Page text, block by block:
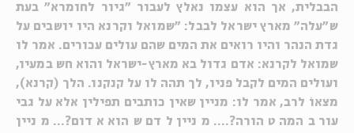
הבבלית, אך הוא עצמו נאלץ לעבור "גיור לחומרא" בעת
ש"עלה" מארץ ישראל לבבל: "שמואל וקרנא היו יושבים על
גדת הנהר והיו רואים את המים שהם עולים עכורים. אמר לו
שמואל לקרנא: אדם גדול בא מארץ-ישראל והוא חש במעיו,
ועולים המים לקבל פניו, לך תהה לו על קנקנו. הלך (קרנא),
מצאוֹ לרב, אמר לו: מניין שאין כותבים תפילין אלא על גבי
עור בהמה טהורה?.... מניין לדם שהוא אדום?... מניין